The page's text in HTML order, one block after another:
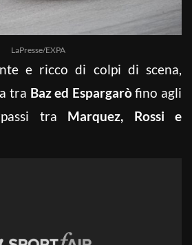
LaPresse/EXPA
e ricco di colpi di scena,
tra Baz ed Espargaròfino agli
tra Marquez, Rossi e